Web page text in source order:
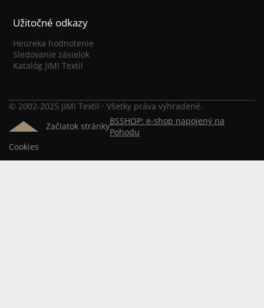
Užitočné odkazy
Heureka hodnotenie
Sledovanie zásielok
Katalóg JIMI Textil
© 2002-2025 JIMI Textil · Všetky práva vyhradené.
Začiatok stránkyBSSHOP: e-shop napojený na
Pohodu
Cookies